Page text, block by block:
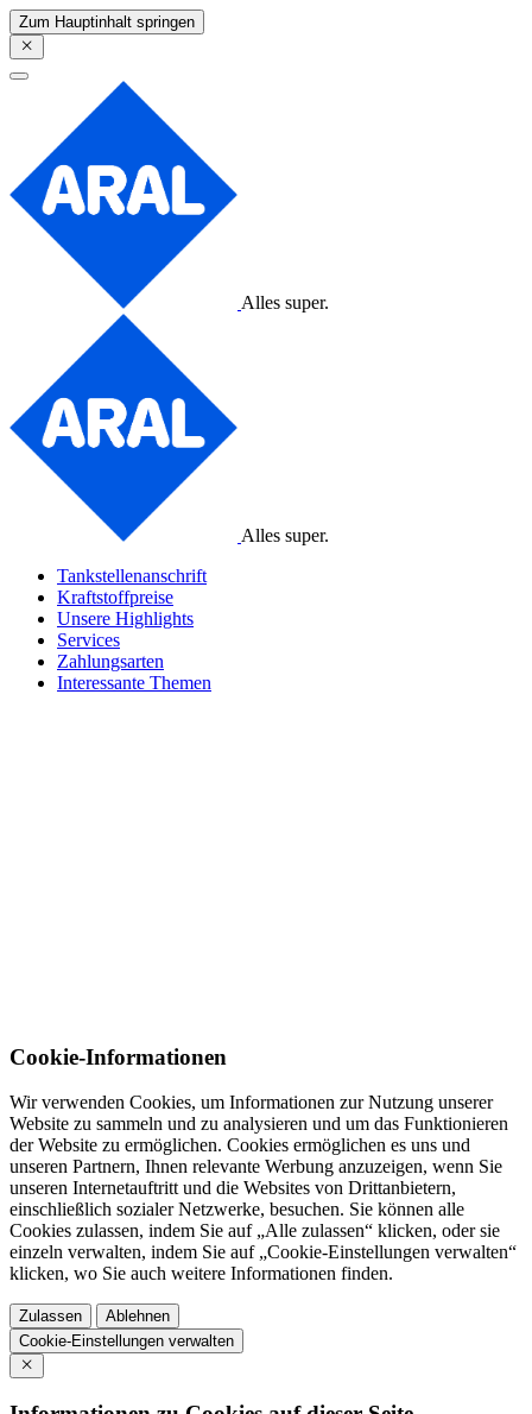
Zum Hauptinhalt springen
Alles super.
Alles super.
Tankstellenanschrift
Kraftstoffpreise
Unsere Highlights
Services
Zahlungsarten
Interessante Themen
Cookie-Informationen
Wir verwenden Cookies, um Informationen zur Nutzung unserer
Website zu sammeln und zu analysieren und um das Funktionieren
der Website zu ermöglichen. Cookies ermöglichen es uns und
unseren Partnern, Ihnen relevante Werbung anzuzeigen, wenn Sie
unseren Internetauftritt und die Websites von Drittanbietern,
einschließlich sozialer Netzwerke, besuchen. Sie können alle
Cookies zulassen, indem Sie auf „Alle zulassen“ klicken, oder sie
einzeln verwalten, indem Sie auf „Cookie-Einstellungen verwalten“
klicken, wo Sie auch weitere Informationen finden.
Zulassen
Ablehnen
Cookie-Einstellungen verwalten